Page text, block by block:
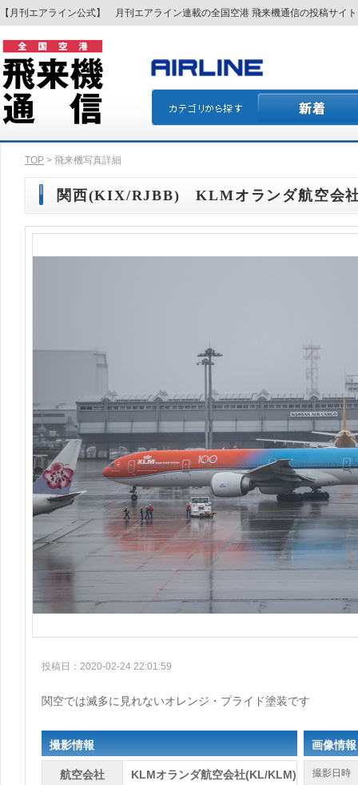
【月刊エアライン公式】 月刊エアライン連載の全国空港 飛来機通信の投稿サイ
TOP > 飛来機写真詳細
関西(KIX/RJBB) KLMオランダ航空会
投稿日：2020-02-24 22:01:59
関空では滅多に見れないオレンジ・プライド塗装です
撮影情報
航空会社 KLMオランダ航空会社(KL/KLM)
画像情報
撮影日時